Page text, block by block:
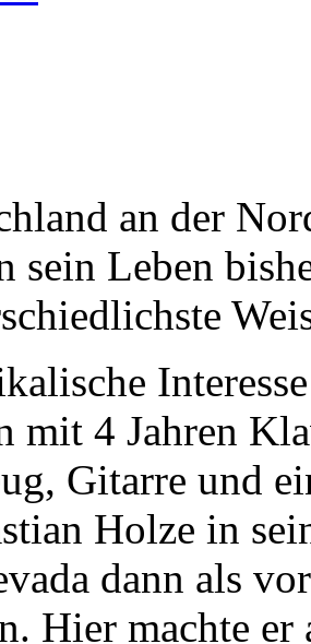
an der
sein Leben
mit 4 Jahren
Gitarre und
Holze in
dann als
Hier machte